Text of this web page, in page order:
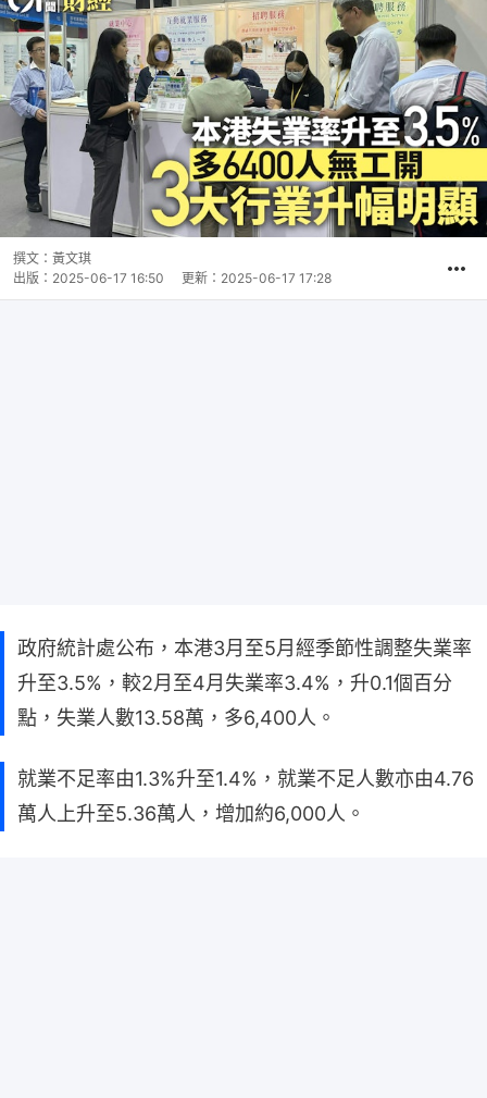
撰文： 黃文琪
出版： 2025-06-17 16:50 更新： 2025-06-17 17:28
政府統計處公布，本港3月至5月經季節性調整失業率
升至3.5%，較2月至4月失業率3.4%，升0.1個百分
點，失業人數13.58萬，多6,400人。
就業不足率由1.3%升至1.4%，就業不足人數亦由4.76
萬人上升至5.36萬人，增加約6,000人。